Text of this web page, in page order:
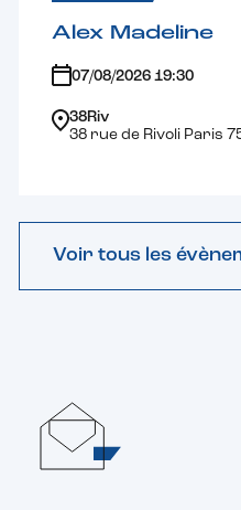
Alex Madeline
07/08/2026 19:30
38Riv
38 rue de Rivoli Paris
Voir tous les